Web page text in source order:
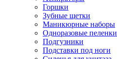
Горшки
Зубные щетки
Маникюрные наборы
Одноразовые пеленки
Подгузники
Подставки под ноги